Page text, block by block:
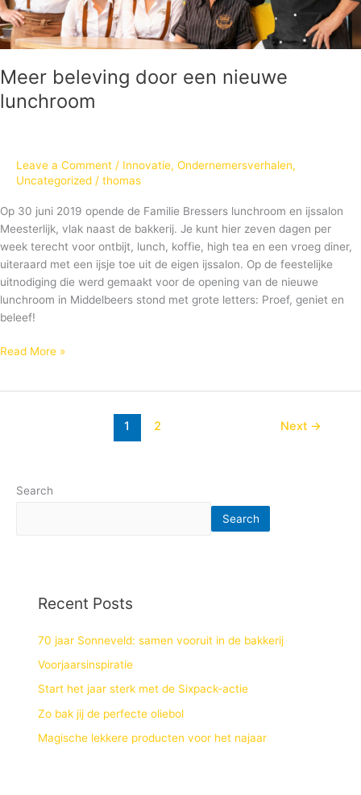
Meer beleving door een nieuwe
lunchroom
Leave a Comment / Innovatie, Ondernemersverhalen,
Uncategorized / thomas
Op 30 juni 2019 opende de Familie Bressers lunchroom en ijssalon
Meesterlijk, vlak naast de bakkerij. Je kunt hier zeven dagen per
week terecht voor ontbijt, lunch, koffie, high tea en een vroeg diner,
uiteraard met een ijsje toe uit de eigen ijssalon. Op de feestelijke
uitnodiging die werd gemaakt voor de opening van de nieuwe
lunchroom in Middelbeers stond met grote letters: Proef, geniet en
beleef!
Read More »
1 2 Next →
Search
Search
Recent Posts
70 jaar Sonneveld: samen vooruit in de bakkerij
Voorjaarsinspiratie
Start het jaar sterk met de Sixpack-actie
Zo bak jij de perfecte oliebol
Magische lekkere producten voor het najaar